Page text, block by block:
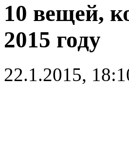
10 вещей,
2015 году
22.1.2015,